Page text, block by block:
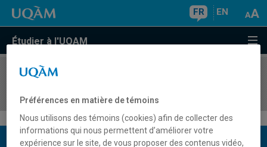
FR EN
Étudier à l'UQAM
COURS//
Description du cours
Préférences en matière de témoins
Nous utilisons des témoins (cookies) afin de collecter des
informations qui nous permettent d’améliorer votre
expérience sur le site, de vous proposer des contenus vidéo,